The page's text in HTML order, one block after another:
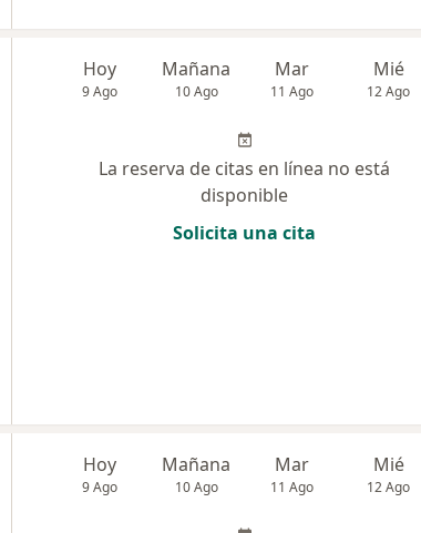
Hoy
9 Ago
Mañana
10 Ago
Mar
11 Ago
Mié
12 Ago
La reserva de citas en línea no está
disponible
Solicita una cita
Hoy
9 Ago
Mañana
10 Ago
Mar
11 Ago
Mié
12 Ago